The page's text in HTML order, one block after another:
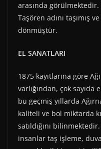
arasında görülmektedir.
Taşören adını taşımış
dönmüştür.
EL SANATLARI
1875 kayıtlarına göre
varlığından, çok
bu geçmiş yıllarda
kaliteli ve bol miktarda
satıldığını bilinmektedir.
insanlar taş işleme,